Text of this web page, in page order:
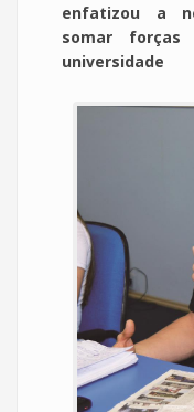
enfatizou a
somar
universidade